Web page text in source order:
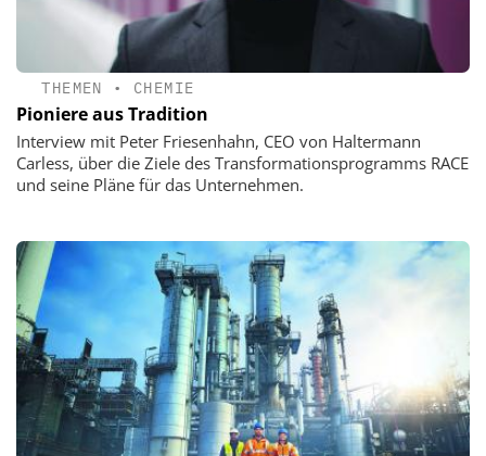
THEMEN • CHEMIE
Pioniere aus Tradition
Interview mit Peter Friesenhahn, CEO von Haltermann
Carless, über die Ziele des Transformationsprogramms RACE
und seine Pläne für das Unternehmen.